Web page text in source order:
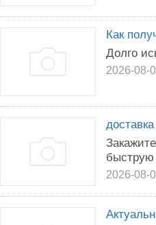
Как
Долго
2026-08-
быструю
2026-08-